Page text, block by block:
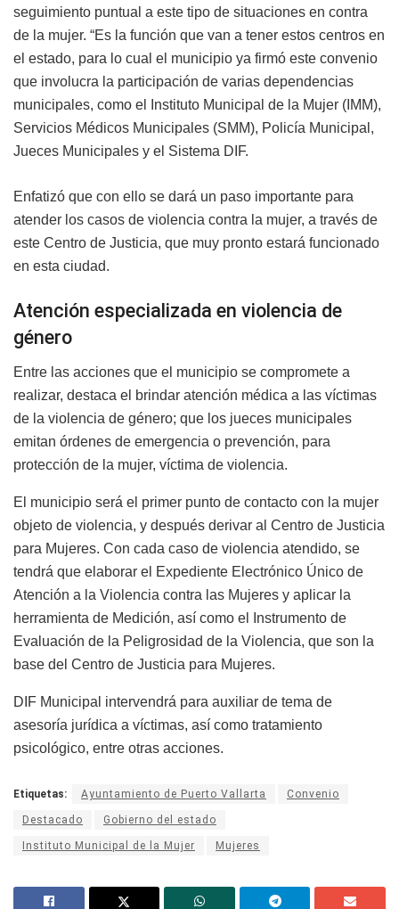
seguimiento puntual a este tipo de situaciones en contra
de la mujer. “Es la función que van a tener estos centros en
el estado, para lo cual el municipio ya firmó este convenio
que involucra la participación de varias dependencias
municipales, como el Instituto Municipal de la Mujer (IMM),
Servicios Médicos Municipales (SMM), Policía Municipal,
Jueces Municipales y el Sistema DIF.
Enfatizó que con ello se dará un paso importante para
atender los casos de violencia contra la mujer, a través de
este Centro de Justicia, que muy pronto estará funcionado
en esta ciudad.
Atención especializada en violencia de
género
Entre las acciones que el municipio se compromete a
realizar, destaca el brindar atención médica a las víctimas
de la violencia de género; que los jueces municipales
emitan órdenes de emergencia o prevención, para
protección de la mujer, víctima de violencia.
El municipio será el primer punto de contacto con la mujer
objeto de violencia, y después derivar al Centro de Justicia
para Mujeres. Con cada caso de violencia atendido, se
tendrá que elaborar el Expediente Electrónico Único de
Atención a la Violencia contra las Mujeres y aplicar la
herramienta de Medición, así como el Instrumento de
Evaluación de la Peligrosidad de la Violencia, que son la
base del Centro de Justicia para Mujeres.
DIF Municipal intervendrá para auxiliar de tema de
asesoría jurídica a víctimas, así como tratamiento
psicológico, entre otras acciones.
Etiquetas: Ayuntamiento de Puerto Vallarta Convenio
Destacado Gobierno del estado
Instituto Municipal de la Mujer Mujeres